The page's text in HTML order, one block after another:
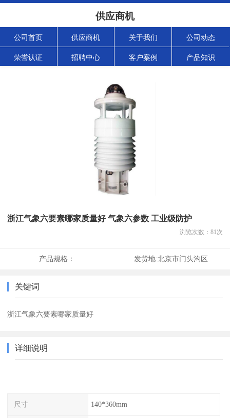
供应商机
公司首页 供应商机 关于我们 公司动态
荣誉认证 招聘中心 客户案例 产品知识
浙江气象六要素哪家质量好 气象六参数 工业级防护
浏览次数： 81次
产品规格： 发货地:北京市门头沟区
关键词
浙江气象六要素哪家质量好
详细说明
尺寸 140*360mm